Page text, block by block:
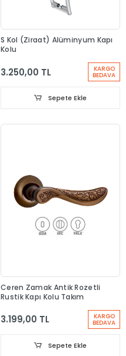
S Kol (Ziraat) Alüminyum Kapı
Kolu
3.250,00 TL KARGO
BEDAVA
Sepete Ekle
Ceren Zamak Antik Rozetli
Rustik Kapı Kolu Takım
3.199,00 TL KARGO
BEDAVA
Sepete Ekle